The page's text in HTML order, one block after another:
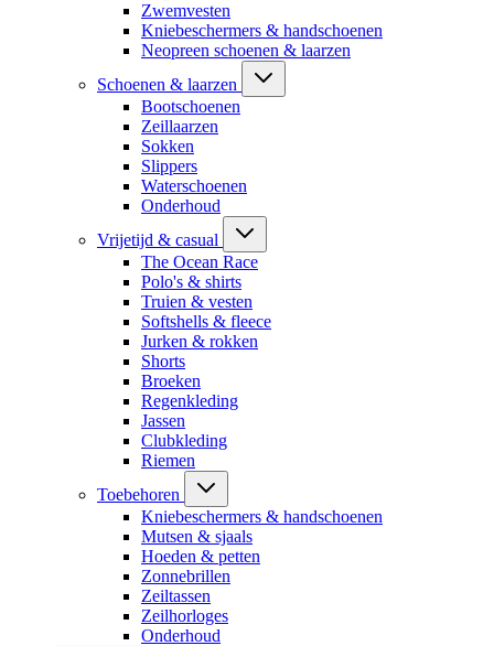
Zwemvesten
Kniebeschermers & handschoenen
Neopreen schoenen & laarzen
Schoenen & laarzen
Bootschoenen
Zeillaarzen
Sokken
Slippers
Waterschoenen
Onderhoud
Vrijetijd & casual
The Ocean Race
Polo's & shirts
Truien & vesten
Softshells & fleece
Jurken & rokken
Shorts
Broeken
Regenkleding
Jassen
Clubkleding
Riemen
Toebehoren
Kniebeschermers & handschoenen
Mutsen & sjaals
Hoeden & petten
Zonnebrillen
Zeiltassen
Zeilhorloges
Onderhoud